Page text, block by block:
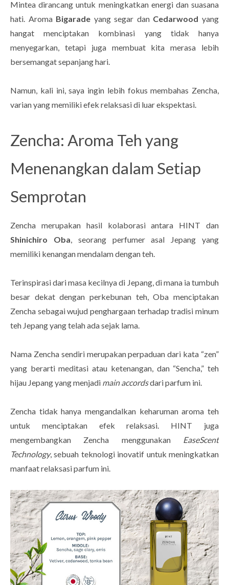
Mintea dirancang untuk meningkatkan energi dan suasana
hati. Aroma Bigarade yang segar dan Cedarwood yang
hangat menciptakan kombinasi yang tidak hanya
menyegarkan, tetapi juga membuat kita merasa lebih
bersemangat sepanjang hari.
Namun, kali ini, saya ingin lebih fokus membahas Zencha,
varian yang memiliki efek relaksasi di luar ekspektasi.
Zencha: Aroma Teh yang
Menenangkan dalam Setiap
Semprotan
Zencha merupakan hasil kolaborasi antara HINT dan
Shinichiro Oba, seorang perfumer asal Jepang yang
memiliki kenangan mendalam dengan teh.
Terinspirasi dari masa kecilnya di Jepang, di mana ia tumbuh
besar dekat dengan perkebunan teh, Oba menciptakan
Zencha sebagai wujud penghargaan terhadap tradisi minum
teh Jepang yang telah ada sejak lama.
Nama Zencha sendiri merupakan perpaduan dari kata “zen”
yang berarti meditasi atau ketenangan, dan “Sencha,” teh
hijau Jepang yang menjadi main accordsdari parfum ini.
Zencha tidak hanya mengandalkan keharuman aroma teh
untuk menciptakan efek relaksasi. HINT juga
mengembangkan Zencha menggunakan EaseScent
Technology, sebuah teknologi inovatif untuk meningkatkan
manfaat relaksasi parfum ini.